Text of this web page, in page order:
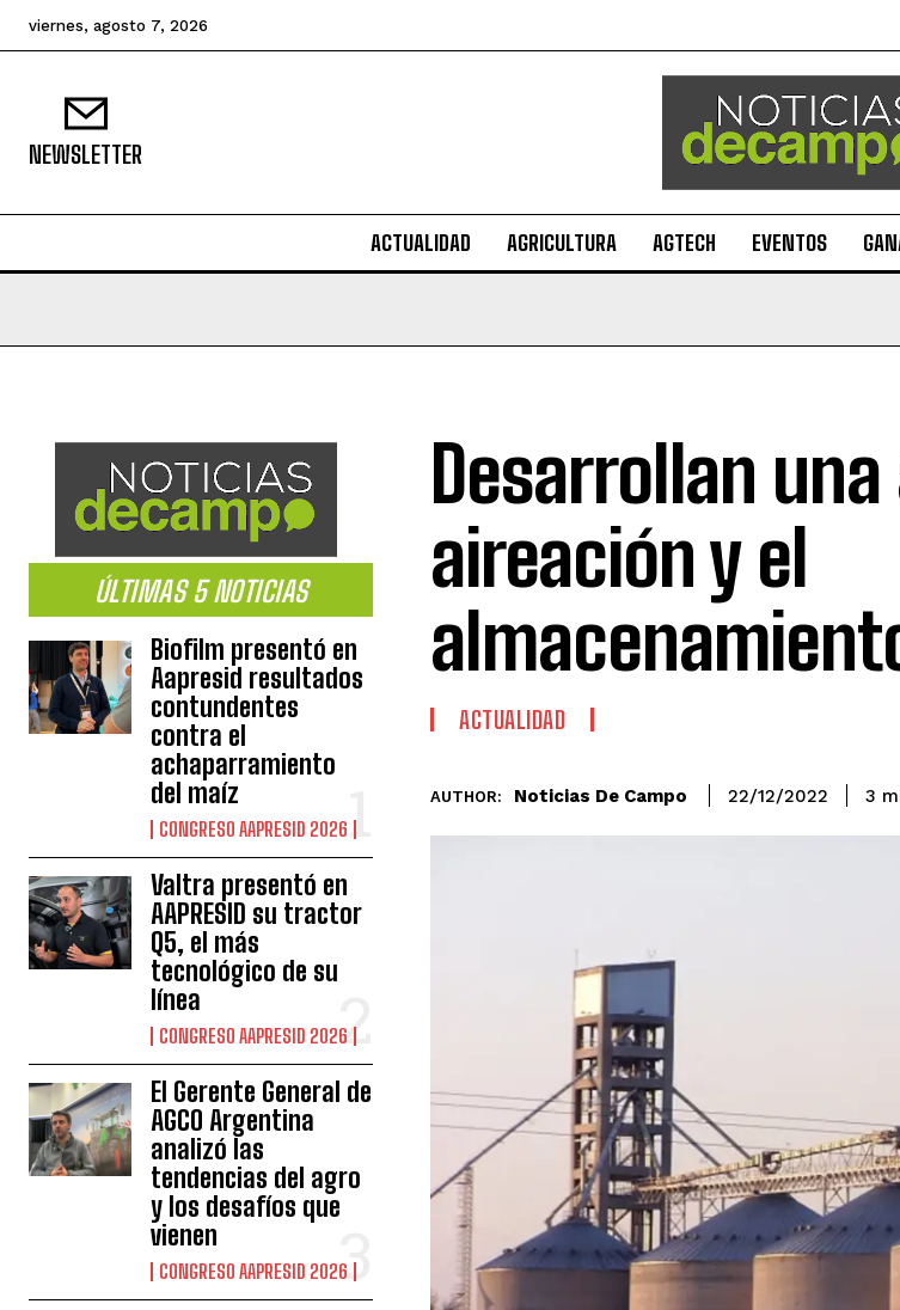
viernes, agosto 7, 2026
NEWSLETTER
ACTUALIDAD AGRICULTURA AGTECH EVENTOS
ÚLTIMAS 5 NOTICIAS
Biofilm presentó en
Aapresid resultados
contundentes
contra el
achaparramiento
del maíz
CONGRESO AAPRESID 2026
Valtra presentó en
AAPRESID su tractor
Q5, el más
tecnológico de su
línea
CONGRESO AAPRESID 2026
El Gerente General de
AGCO Argentina
analizó las
tendencias del agro
y los desafíos que
vienen
CONGRESO AAPRESID 2026
Desarrollan
aireación y el
ACTUALIDAD
AUTHOR: Noticias De Campo 22/12/2022 3